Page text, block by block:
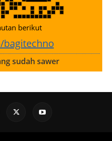
berikut
bagitechno
sudah sawer